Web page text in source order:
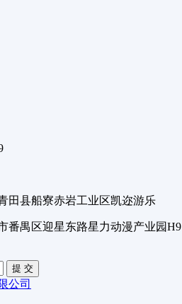
田县船寮赤岩工业区凯迩游乐
番禺区迎星东路星力动漫产业园H9